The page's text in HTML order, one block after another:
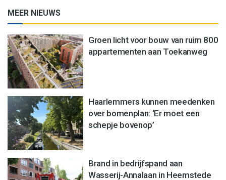
MEER NIEUWS
Groen licht voor bouw van ruim 800
appartementen aan Toekanweg
Haarlemmers kunnen meedenken
over bomenplan: ‘Er moet een
schepje bovenop’
Brand in bedrijfspand aan
Wasserij-Annalaan in Heemstede